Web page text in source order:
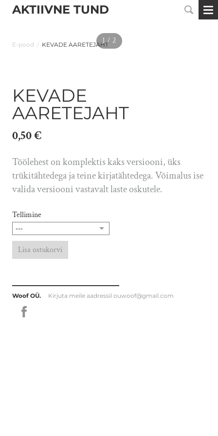
AKTIIVNE TUND
E-pood / KEVADE AARETEJAHT1 / 2
KEVADE
AARETEJAHT
0,50 €
Töölehest on komplektis kaks versiooni, üks
trükitähtedega ja teine kirjatähtedega. Võimalus ise
valida versiooni vastavalt laste oskutele.
Tellimine
Lisa ostukorvi
Woof OÜ. Kirjuta meile aadressil ouwoof@gmail.com